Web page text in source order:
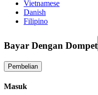
Vietnamese
Danish
Filipino
Bayar Dengan Dompet
Pembelian
Masuk